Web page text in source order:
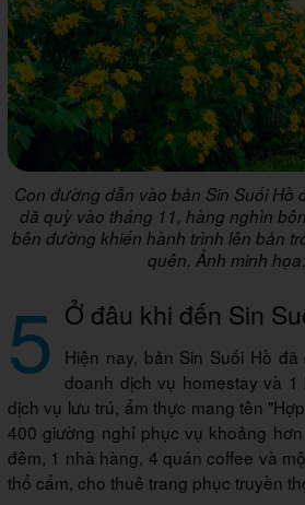
Con đường dẫn vào bản Sin Suối Hồ
dã quỳ vào tháng 11, hàng nghìn
bên đường khiến hành trình lên bản
quên. Ảnh minh
5 Ở đâu khi đến Sin
Hiện nay, bản Sin Suối Hồ
doanh dịch vụ homestay và
dịch vụ lưu trú, ẩm thực mang tên
400 giường nghỉ phục vụ khoảng
đêm, 1 nhà hàng, 4 quán coffee và
thổ cẩm, cho thuê trang phục truyền